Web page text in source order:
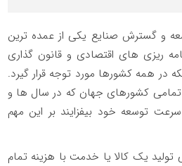
و گسترش صنایع یکی از عمده ترین
ریزی های اقتصادی و قانون گذاری
در همه کشورها مورد توجه قرار گیرد.
کشورهای جهان که در سال ها و
توسعه خود بیفزایند بر این مهم
یک کالا یا خدمت با هزینه تمام